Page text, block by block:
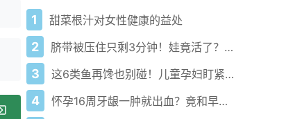
1 甜菜根汁对女性健康的益处
2 脐带被压住只剩3分钟！娃竟活了？青岛医生这波操作太神了
3 这6类鱼再馋也别碰！儿童孕妇盯紧健康隐患
4 怀孕16周牙龈一肿就出血？竟和早产风险直接挂钩！